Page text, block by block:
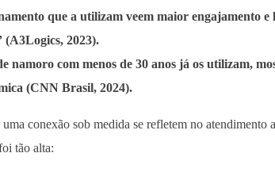
que a utilizam veem maior engajamento e
(A3Logics, 2023).
namoro com menos de 30 anos já os utilizam,
(CNN Brasil, 2024).
conexão sob medida se refletem no atendimento
tão alta: